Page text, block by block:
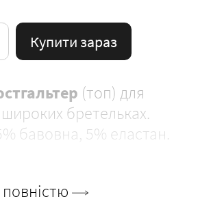
Купити зараз
(топ) для
бретельках.
бавовна, 5% еластан.